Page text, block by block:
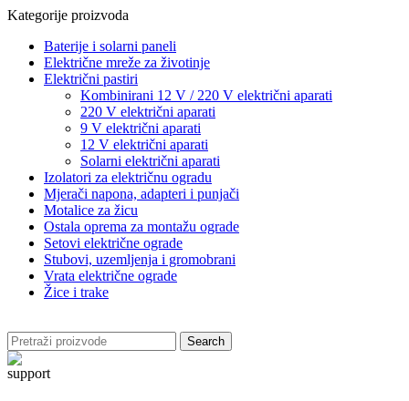
Kategorije proizvoda
Baterije i solarni paneli
Električne mreže za životinje
Električni pastiri
Kombinirani 12 V / 220 V električni aparati
220 V električni aparati
9 V električni aparati
12 V električni aparati
Solarni električni aparati
Izolatori za električnu ogradu
Mjerači napona, adapteri i punjači
Motalice za žicu
Ostala oprema za montažu ograde
Setovi električne ograde
Stubovi, uzemljenja i gromobrani
Vrata električne ograde
Žice i trake
Search